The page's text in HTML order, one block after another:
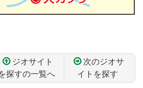
ジオサイト
探すの一覧へ
次のジオサ
イトを探す